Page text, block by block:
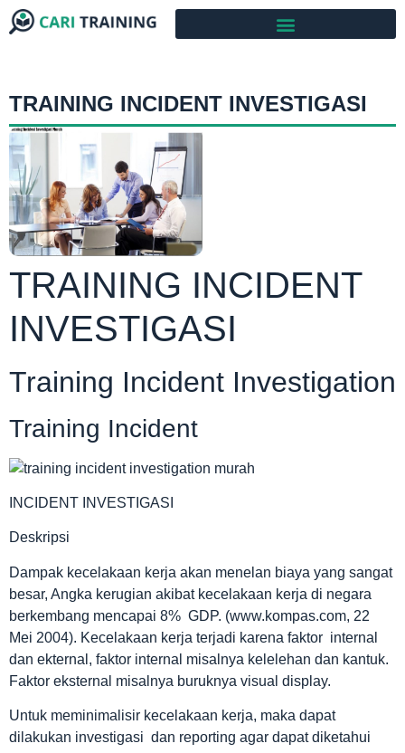
TRAINING INCIDENT INVESTIGASI
TRAINING INCIDENT
INVESTIGASI
Training Incident Investigation
Training Incident
INCIDENT INVESTIGASI
Deskripsi
Dampak kecelakaan kerja akan menelan biaya yang sangat
besar, Angka kerugian akibat kecelakaan kerja di negara
berkembang mencapai 8% GDP. (www.kompas.com, 22
Mei 2004). Kecelakaan kerja terjadi karena faktor internal
dan ekternal, faktor internal misalnya kelelehan dan kantuk.
Faktor eksternal misalnya buruknya visual display.
Untuk meminimalisir kecelakaan kerja, maka dapat
dilakukan investigasi dan reporting agar dapat diketahui